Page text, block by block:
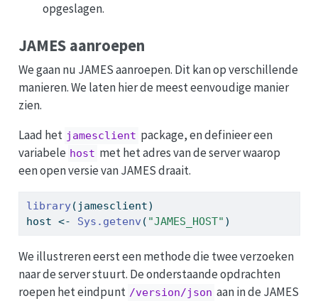
opgeslagen.
JAMES aanroepen
We gaan nu JAMES aanroepen. Dit kan op verschillende
manieren. We laten hier de meest eenvoudige manier
zien.
Laad het jamesclient package, en definieer een
variabele host met het adres van de server waarop
een open versie van JAMES draait.
library(jamesclient)
host <- Sys.getenv ( "JAMES_HOST" )
We illustreren eerst een methode die twee verzoeken
naar de server stuurt. De onderstaande opdrachten
roepen het eindpunt /version/json aan in de JAMES